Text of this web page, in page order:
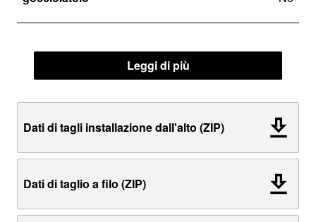
Leggi di più
Dati di tagli installazione dall'alto (ZIP)
Dati di taglio a filo (ZIP)